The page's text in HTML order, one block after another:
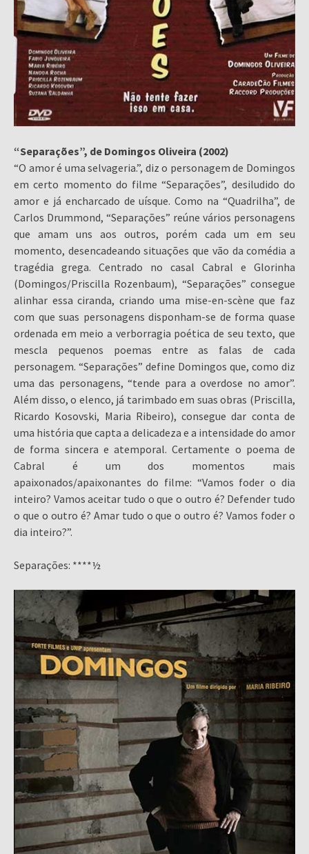
“Separações”, de Domingos Oliveira (2002)
“O amor é uma selvageria.”, diz o personagem de Domingos
em certo momento do filme “Separações”, desiludido do
amor e já encharcado de uísque. Como na “Quadrilha”, de
Carlos Drummond, “Separações” reúne vários personagens
que amam uns aos outros, porém cada um em seu
momento, desencadeando situações que vão da comédia a
tragédia grega. Centrado no casal Cabral e Glorinha
(Domingos/Priscilla Rozenbaum), “Separações” consegue
alinhar essa ciranda, criando uma mise-en-scène que faz
com que suas personagens disponham-se de forma quase
ordenada em meio a verborragia poética de seu texto, que
mescla pequenos poemas entre as falas de cada
personagem. “Separações” define Domingos que, como diz
uma das personagens, “tende para a overdose no amor”.
Além disso, o elenco, já tarimbado em suas obras (Priscilla,
Ricardo Kosovski, Maria Ribeiro), consegue dar conta de
uma história que capta a delicadeza e a intensidade do amor
de forma sincera e atemporal. Certamente o poema de
Cabral é um dos momentos mais
apaixonados/apaixonantes do filme: “Vamos foder o dia
inteiro? Vamos aceitar tudo o que o outro é? Defender tudo
o que o outro é? Amar tudo o que o outro é? Vamos foder o
dia inteiro?”.
Separações: ****½